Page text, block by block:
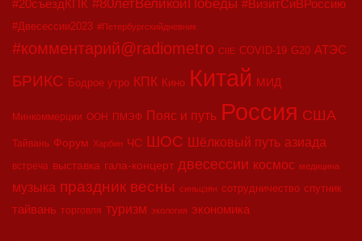
#20съездКПК #80летВеликойПобеды #ВизитСиВРоссию
#Двесессии2023 #Петербургскийдневник
#комментарий@radiometro CIIE COVID-19 G20 АТЭС
БРИКС Бодрое утро КПК Кино Китай МИД
Минкоммерции ООН ПМЭФ Пояс и путь Россия США
Тайвань Форум Харбин ЧС ШОС Шёлковый путь азиада
встреча выставка гала-концерт двесессии космос медицина
музыка праздник весны синьцзян сотрудничество спутник
тайвань торговля туризм экология экономика